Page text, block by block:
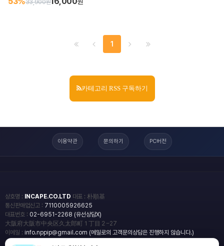
33,900원
1
카테고리 RSS 구독하기
이용약관 문의하기 PC버전
상호명 : INCAPE.CO.LTD 대표 : 朴順基
통신판매업신고 : 7110005926625
대표번호 : 02-6951-2268 (유선상담X)
大阪府大阪市中央区久太郎町１丁目２−27
이메일 : info.nppip@gmail.com (메일로의 고객문의상담은 진행하지 않습니다.)